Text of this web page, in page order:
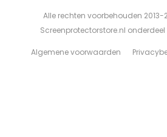
Alle rechten voorbehouden
Screenprotectorstore.nl
Algemene voorwaarden